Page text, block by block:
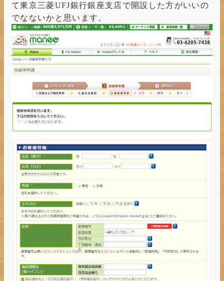
て東京三菱UFJ銀行銀座支店で開設した方がいいの
でなないかと思います。